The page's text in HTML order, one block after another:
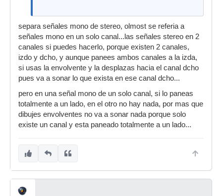
separa señales mono de stereo, olmost se referia a
señales mono en un solo canal...las señales stereo en 2
canales si puedes hacerlo, porque existen 2 canales,
izdo y dcho, y aunque panees ambos canales a la izda,
si usas la envolvente y la desplazas hacia el canal dcho
pues va a sonar lo que exista en ese canal dcho...
pero en una señal mono de un solo canal, si lo paneas
totalmente a un lado, en el otro no hay nada, por mas que
dibujes envolventes no va a sonar nada porque solo
existe un canal y esta paneado totalmente a un lado...